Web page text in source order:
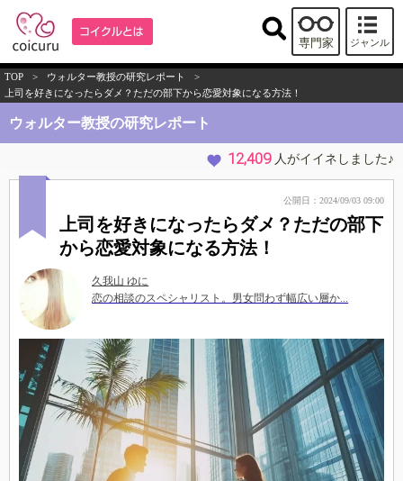
ジャンル
専門家
TOP > ウォルター教授の研究レポート
>
上司を好きになったらダメ？ただの部下から恋愛対象になる方法！
ウォルター教授の研究レポート
12,409 人がイイネしました♪
公開日：2024/09/03 09:00
上司を好きになったらダメ？ただの部下
から恋愛対象になる方法！
久我山 ゆに
恋の相談のスペシャリスト。男女問わず幅広い層か...